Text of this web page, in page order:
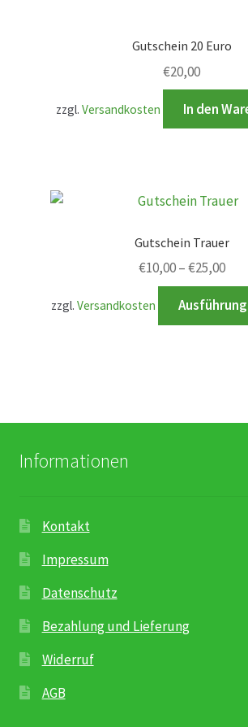
Speise- & Zierkürbisse aus eigener
Rosenbox®-Abonnement
Warenkorb
Events & Specials…
Gutschein 20 Euro
€20,00
zzgl.Versandkosten In den
Gutschein Trauer
€10,00–€25,00
zzgl.Versandkosten
Informationen
Kontakt
Impressum
Datenschutz
Bezahlung und Lieferung
Widerruf
AGB